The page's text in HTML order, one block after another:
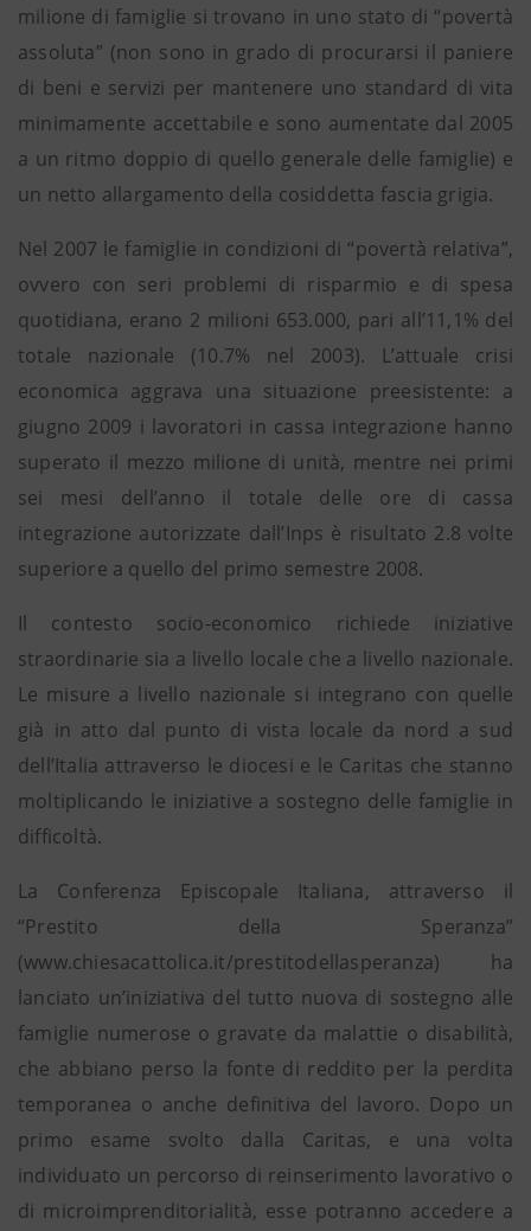
milione di famiglie si trovano in uno stato di “povertà
assoluta” (non sono in grado di procurarsi il paniere
di beni e servizi per mantenere uno standard di vita
minimamente accettabile e sono aumentate dal 2005
a un ritmo doppio di quello generale delle famiglie) e
un netto allargamento della cosiddetta fascia grigia.
Nel 2007 le famiglie in condizioni di “povertà relativa”,
ovvero con seri problemi di risparmio e di spesa
quotidiana, erano 2 milioni 653.000, pari all’11,1% del
totale nazionale (10.7% nel 2003). L’attuale crisi
economica aggrava una situazione preesistente: a
giugno 2009 i lavoratori in cassa integrazione hanno
superato il mezzo milione di unità, mentre nei primi
sei mesi dell’anno il totale delle ore di cassa
integrazione autorizzate dall’Inps è risultato 2.8 volte
superiore a quello del primo semestre 2008.
Il contesto socio-economico richiede iniziative
straordinarie sia a livello locale che a livello nazionale.
Le misure a livello nazionale si integrano con quelle
già in atto dal punto di vista locale da nord a sud
dell’Italia attraverso le diocesi e le Caritas che stanno
moltiplicando le iniziative a sostegno delle famiglie in
difficoltà.
La Conferenza Episcopale Italiana, attraverso il
“Prestito della Speranza”
(www.chiesacattolica.it/prestitodellasperanza) ha
lanciato un’iniziativa del tutto nuova di sostegno alle
famiglie numerose o gravate da malattie o disabilità,
che abbiano perso la fonte di reddito per la perdita
temporanea o anche definitiva del lavoro. Dopo un
primo esame svolto dalla Caritas, e una volta
individuato un percorso di reinserimento lavorativo o
di microimprenditorialità, esse potranno accedere a